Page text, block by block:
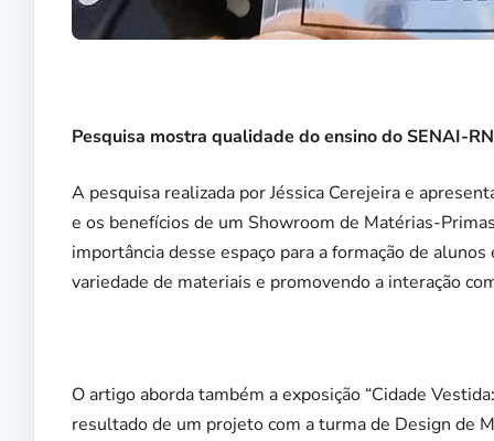
Pesquisa mostra qualidade do ensino do SENAI-RN
A pesquisa realizada por Jéssica Cerejeira e
e os benefícios de um Showroom de Matérias-
importância desse espaço para a formação de
variedade de materiais e promovendo a interação
O artigo aborda também a exposição “Cidade
resultado de um projeto com a turma de Design de